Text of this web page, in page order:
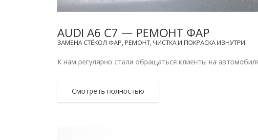
AUDI A6 C7 — РЕМОНТ ФАР
ЗАМЕНА СТЁКОЛ ФАР, РЕМОНТ, ЧИСТКА И ПОКРАСКА ИЗНУТРИ
К нам регулярно стали обращаться клиенты на
Смотреть полностью